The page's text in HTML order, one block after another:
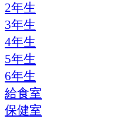
2年生
3年生
4年生
5年生
6年生
給食室
保健室